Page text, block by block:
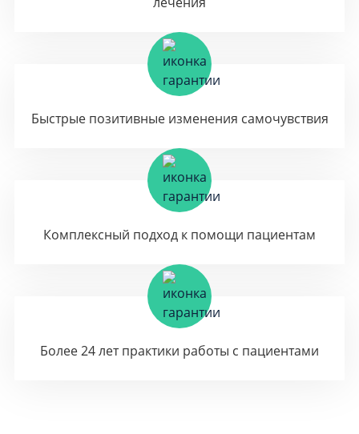
Быстрые позитивные изменения самочувствия
Комплексный подход к помощи пациентам
Более 24 лет практики работы с пациентами